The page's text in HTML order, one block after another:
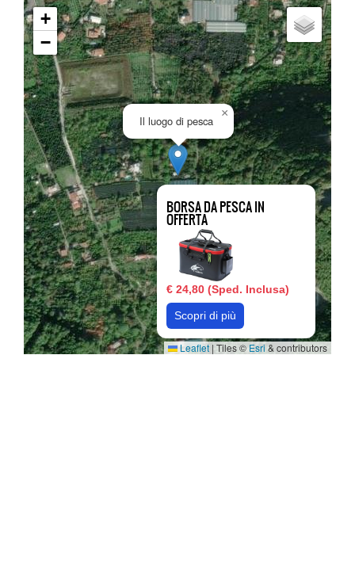
BORSA DA PESCA IN
OFFERTA
€ 24,80 (Sped. Inclusa)
Scopri di più
Il luogo di pesca
×
+
−
Leaflet | Tiles © Esri & contributors